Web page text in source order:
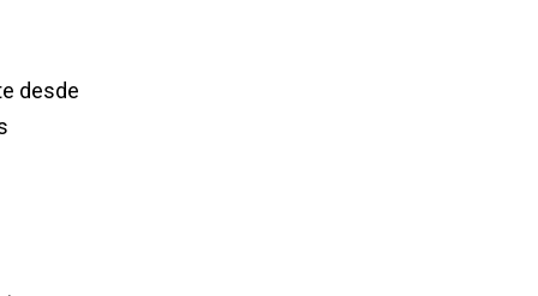
desde